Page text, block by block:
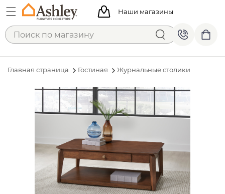
Наши магазины
Главная страница Гостиная Журнальные столики